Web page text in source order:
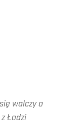
walczy o
Łodzi